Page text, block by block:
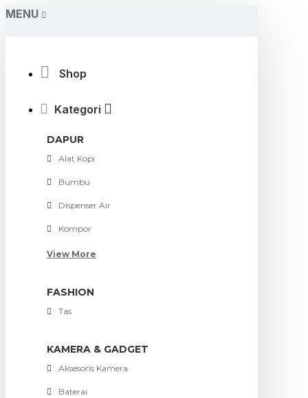
MENU
Shop
Kategori
DAPUR
Alat Kopi
Bumbu
Dispenser Air
Kompor
View More
FASHION
Tas
KAMERA & GADGET
Aksesoris Kamera
Baterai